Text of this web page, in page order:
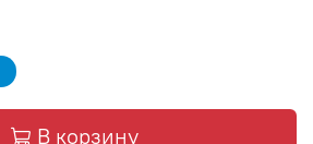
В корзину